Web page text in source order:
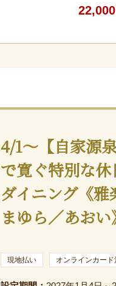
4/1～【自家源
で寛ぐ特別な休
ダイニング《
まゆら／あおい
現地払い オンラインカード